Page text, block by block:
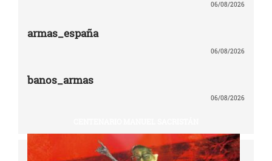
06/08/2026
armas_españa
06/08/2026
banos_armas
06/08/2026